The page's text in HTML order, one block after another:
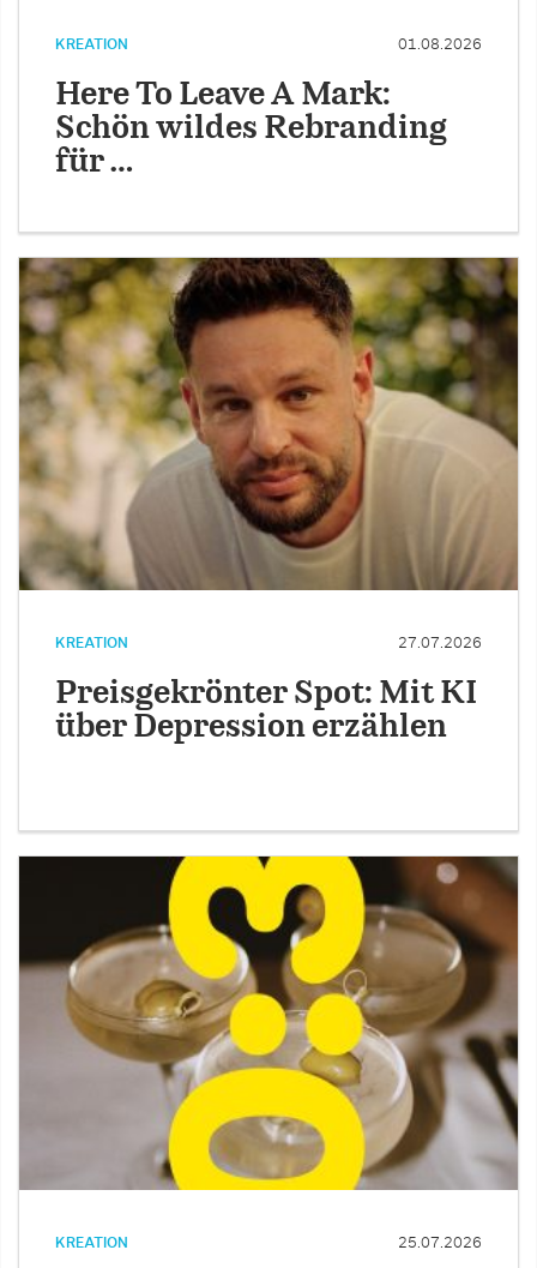
KREATION 01.08.2026
Here To Leave A Mark:
Schön wildes Rebranding
für …
KREATION 27.07.2026
Preisgekrönter Spot: Mit KI
über Depression erzählen
KREATION 25.07.2026